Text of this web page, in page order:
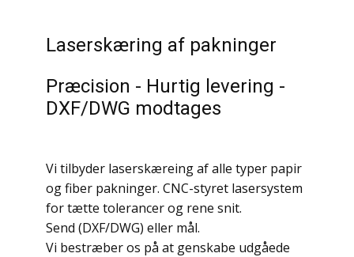
Laserskæring af pakninger
Præcision - Hurtig levering -
DXF/DWG modtages
Vi tilbyder laserskæreing af alle typer papir
og fiber pakninger. CNC-styret lasersystem
for tætte tolerancer og rene snit.
Send (DXF/DWG) eller mål.
Vi bestræber os på at genskabe udgåede